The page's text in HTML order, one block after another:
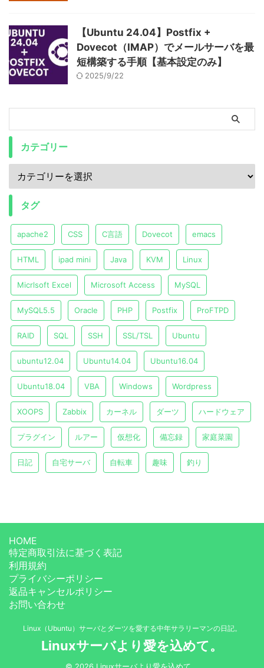
【Ubuntu 24.04】Postfix +
Dovecot（IMAP）でメールサーバを最
短構築する手順【基本設定のみ】
2025/9/22
カテゴリー
タグ
apache2 CSS C言語 Dovecot emacs
HTML ipad mini Java KVM Linux
Micrlsoft Excel Microsoft Access MySQL
MySQL5.5 Oracle PHP Postfix ProFTPD
RAID SQL SSH SSL/TSL Ubuntu
ubuntu12.04 Ubuntu14.04 Ubuntu16.04
Ubuntu18.04 VBA Windows Wordpress
XOOPS Zabbix カーネル ダーツ ハードウェア
プラグイン ルアー 仮想化 備忘録 家庭菜園
日記 自宅サーバ 自転車 趣味 釣り
HOME
特定商取引法に基づく表記
利用規約
プライバシーポリシー
返品キャンセルポリシー
お問い合わせ
Linux（Ubuntu）サーバとダーツを愛する中年サラリーマンの日記。
Linuxサーバより愛を込めて。